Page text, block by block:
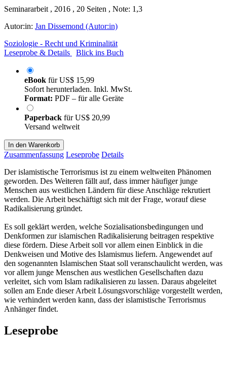
Seminararbeit , 2016 , 20 Seiten , Note: 1,3
Autor:in: Jan Dissemond (Autor:in)
Soziologie - Recht und Kriminalität
Leseprobe & Details
Blick ins Buch
eBook fürUS$ 15,99
Sofort herunterladen. Inkl. MwSt.
Format: PDF – für alle Geräte
Paperback fürUS$ 20,99
Versand weltweit
In den Warenkorb
Zusammenfassung Leseprobe Details
Der islamistische Terrorismus ist zu einem weltweiten Phänomen
geworden. Des Weiteren fällt auf, dass immer häufiger junge
Menschen aus westlichen Ländern für diese Anschläge rekrutiert
werden. Die Arbeit beschäftigt sich mit der Frage, worauf diese
Radikalisierung gründet.
Es soll geklärt werden, welche Sozialisationsbedingungen und
Denkformen zur islamischen Radikalisierung beitragen respektive
diese fördern. Diese Arbeit soll vor allem einen Einblick in die
Denkweisen und Motive des Islamismus liefern. Angewendet auf
den sogenannten Islamischen Staat soll veranschaulicht werden, was
vor allem junge Menschen aus westlichen Gesellschaften dazu
verleitet, sich vom Islam radikalisieren zu lassen. Daraus abgeleitet
sollen am Ende dieser Arbeit Lösungsvorschläge vorgestellt werden,
wie verhindert werden kann, dass der islamistische Terrorismus
Anhänger findet.
Leseprobe